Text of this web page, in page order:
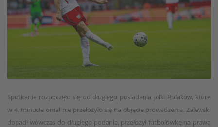
Spotkanie rozpoczęło się od długiego posiadania piłki Polaków, które
w 4. minucie omal nie przełożyło się na objęcie prowadzenia. Zalewski
dopadł wówczas do długiego podania, przełożył futbolówkę na prawą